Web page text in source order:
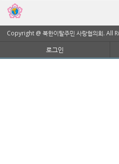
Copyright @ 북한이탈주민 사랑협의회. All
로그인